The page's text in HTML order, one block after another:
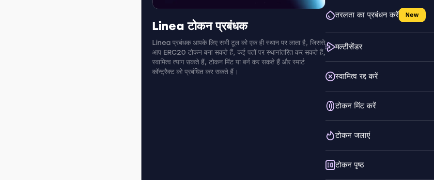
Linea टोकन प्रबंधक
Linea प्रबंधक आपके लिए सभी टूल को एक ही स्थान पर लाता है, जिससे
आप ERC20 टोकन बना सकते हैं, कई पतों पर स्थानांतरित कर सकते हैं,
स्वामित्व त्याग सकते हैं, टोकन मिंट या बर्न कर सकते हैं और स्मार्ट
कॉन्ट्रैक्ट को प्रबंधित कर सकते हैं।
तरलता का प्रबंधन करें New
मल्टीसेंडर
स्वामित्व रद्द करें
टोकन मिंट करें
टोकन जलाएं
टोकन पृष्ठ